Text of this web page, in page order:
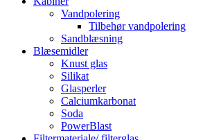
Vandpolering
Tilbehør vandpolering
Sandblæsning
Blæsemidler
Knust glas
Silikat
Glasperler
Calciumkarbonat
Soda
PowerBlast